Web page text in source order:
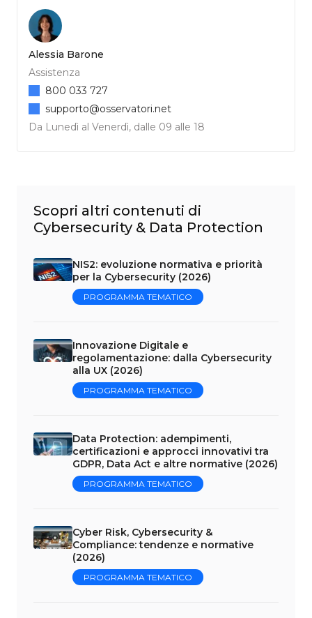
Alessia Barone
Assistenza
Da Lunedì al Venerdì, dalle 09 alle 18
800 033 727
supporto@osservatori.net
Scopri altri contenuti di
Cybersecurity & Data Protection
NIS2: evoluzione normativa e priorità
per la Cybersecurity (2026)
PROGRAMMA TEMATICO
Innovazione Digitale e
regolamentazione: dalla Cybersecurity
alla UX (2026)
PROGRAMMA TEMATICO
Data Protection: adempimenti,
certificazioni e approcci innovativi tra
GDPR, Data Act e altre normative (2026)
PROGRAMMA TEMATICO
Cyber Risk, Cybersecurity &
Compliance: tendenze e normative
(2026)
PROGRAMMA TEMATICO